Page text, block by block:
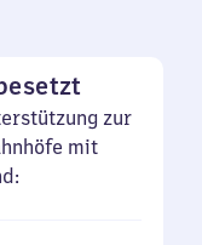
zur
mit